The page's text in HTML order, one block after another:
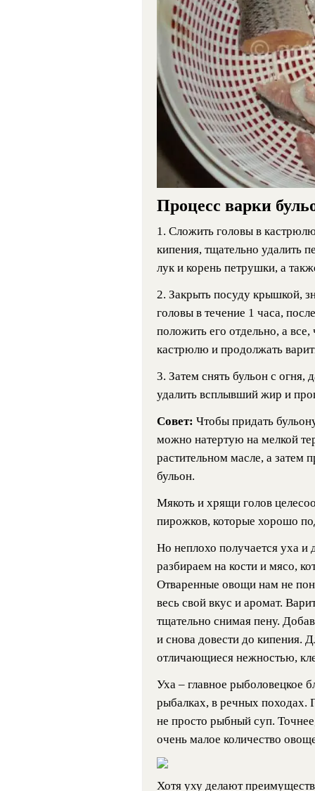
Процесс варки
1. Сложить головы в
кипения, тщательно удалить
лук и корень петрушки, а
2. Закрыть посуду крышкой,
головы в течение 1 часа,
положить его отдельно, а
кастрюлю и продолжать
3. Затем снять бульон с огня,
удалить всплывший жир и
Совет: Чтобы придать
можно натертую на мелкой
растительном масле, а затем
бульон.
Мякоть и хрящи голов
пирожков, которые хорошо
Но неплохо получается уха и
разбираем на кости и мясо,
Отваренные овощи нам не
весь свой вкус и аромат.
тщательно снимая пену.
и снова довести до кипения.
отличающиеся нежностью,
Уха – главное рыболовецкое
рыбалках, в речных походах.
не просто рыбный суп.
очень малое количество
Хотя уху делают